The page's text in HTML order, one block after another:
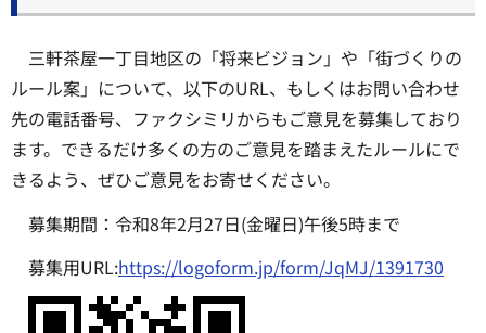
三軒茶屋一丁目地区の「将来ビジョン」や「街づくりの
ルール案」について、以下のURL、もしくはお問い合わせ
先の電話番号、ファクシミリからもご意見を募集しており
ます。できるだけ多くの方のご意見を踏まえたルールにで
きるよう、ぜひご意見をお寄せください。
募集期間：令和8年2月27日(金曜日)午後5時まで
募集用URL:https://logoform.jp/form/JqMJ/1391730